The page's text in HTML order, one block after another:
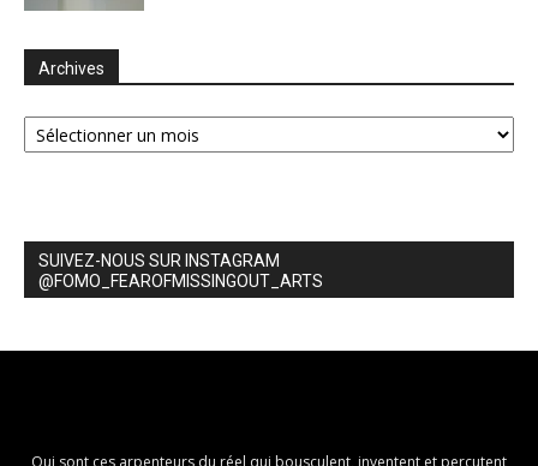
Archives
Archives
SUIVEZ-NOUS SUR INSTAGRAM
@FOMO_FEAROFMISSINGOUT_ARTS